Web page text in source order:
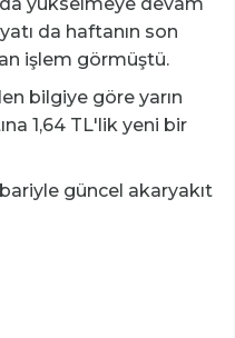
yükselmeye devam
da haftanın son
işlem görmüştü.
bilgiye göre yarın
1,64 TL'lik yeni bir
güncel akaryakıt